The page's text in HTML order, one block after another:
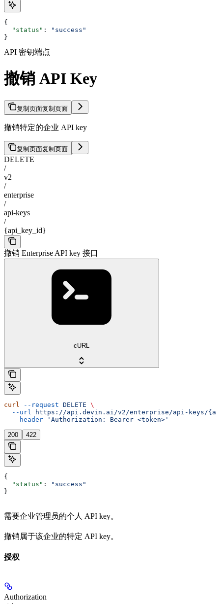
{
  "status"
:
"success"
}
API 密钥端点
撤销 API Key
复制页面复制页面
撤销特定的企业 API key
复制页面复制页面
DELETE
/
v2
/
enterprise
/
api-keys
/
{api_key_id}
撤销 Enterprise API key 接口
cURL
curl --request DELETE \
  --url
https://api.devin.ai/v2/enterprise/api-keys/
  --header
'Authorization: Bearer <token>'
200 422
{
  "status"
:
"success"
}
需要企业管理员的个人 API key。
撤销属于该企业的特定 API key。
授权
Authorization